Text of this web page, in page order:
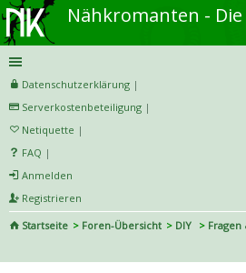
Datenschutzerklärung |
Serverkostenbeteiligung |
Netiquette |
FAQ |
Anmelden
Registrieren
Startseite
Foren-Übersicht DIY